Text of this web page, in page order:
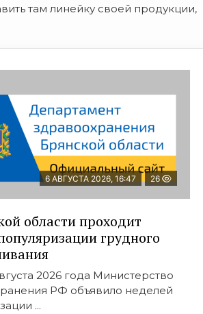
там линейку своей продукции,
6 АВГУСТА 2026, 16:47 26
области проходит
грудного
2026 года Министерство
РФ объявило неделей
...